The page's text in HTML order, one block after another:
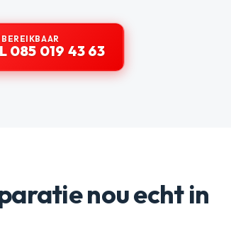
BEREIKBAAR
085 019 43 63
nou echt in